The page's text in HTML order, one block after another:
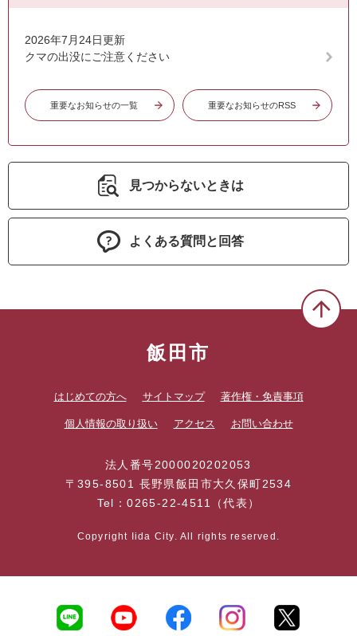
2026年7月24日更新
クマの出没にご注意ください
重要なお知らせの一覧 重要なお知らせのRSS
見つからないときは
よくある質問と回答
飯田市
はじめての方へ サイトマップ 著作権・免責事項
個人情報の取り扱い アクセス お問い合わせ
法人番号2000020202053
〒395-8501 長野県飯田市大久保町2534
Tel：0265-22-4511（代表）
Copyright Iida City. All rights reserved.